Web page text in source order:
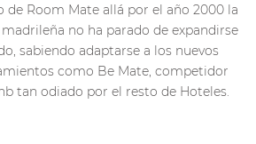
de Room Mate allá por el año 2000 la
no ha parado de expandirse
sabiendo adaptarse a los nuevos
como Be Mate, competidor
tan odiado por el resto de Hoteles.